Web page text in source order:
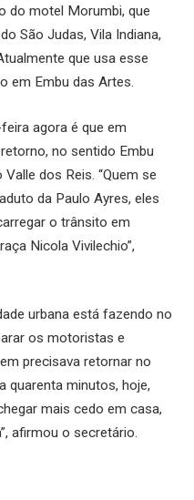
do motel Morumbi, que
São Judas, Vila Indiana,
que usa esse
em Embu das Artes.
agora é que em
no sentido Embu
dos Reis. “Quem se
da Paulo Ayres, eles
o trânsito em
Nicola Vivilechio”,
urbana está fazendo no
os motoristas e
precisava retornar no
quarenta minutos, hoje,
mais cedo em casa,
afirmou o secretário.